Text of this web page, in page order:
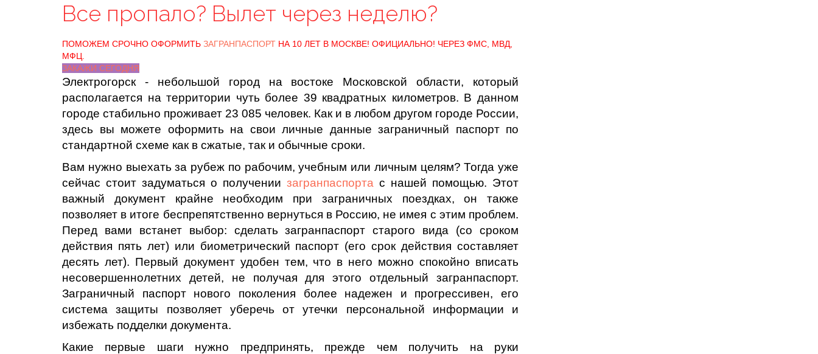
Все пропало? Вылет через неделю?
ПОМОЖЕМ СРОЧНО ОФОРМИТЬ ЗАГРАНПАСПОРТ НА 10 ЛЕТ В МОСКВЕ! ОФИЦИАЛЬНО! ЧЕРЕЗ ФМС, МВД,
МФЦ.
ЗАКАЖИ СЕГОДНЯ
Электрогорск - небольшой город на востоке Московской области, который
располагается на территории чуть более 39 квадратных километров. В данном
городе стабильно проживает 23 085 человек. Как и в любом другом городе России,
здесь вы можете оформить на свои личные данные заграничный паспорт по
стандартной схеме как в сжатые, так и обычные сроки.
Вам нужно выехать за рубеж по рабочим, учебным или личным целям? Тогда уже
сейчас стоит задуматься о получении загранпаспорта с нашей помощью. Этот
важный документ крайне необходим при заграничных поездках, он также
позволяет в итоге беспрепятственно вернуться в Россию, не имея с этим проблем.
Перед вами встанет выбор: сделать загранпаспорт старого вида (со сроком
действия пять лет) или биометрический паспорт (его срок действия составляет
десять лет). Первый документ удобен тем, что в него можно спокойно вписать
несовершеннолетних детей, не получая для этого отдельный загранпаспорт.
Заграничный паспорт нового поколения более надежен и прогрессивен, его
система защиты позволяет уберечь от утечки персональной информации и
избежать подделки документа.
Какие первые шаги нужно предпринять, прежде чем получить на руки